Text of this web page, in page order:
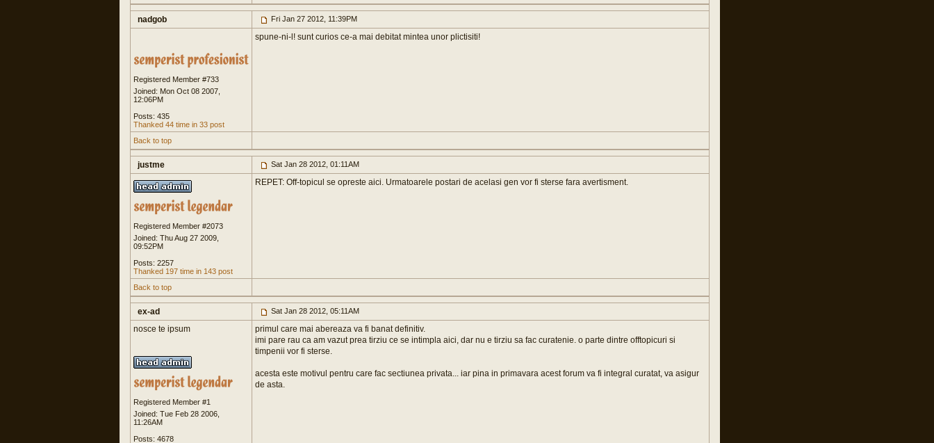
nadgob Fri Jan 27 2012, 11:39PM
Registered Member #733
Joined: Mon Oct 08 2007,
12:06PM
Posts: 435
Thanked 44 time in 33 post
spune-ni-l! sunt curios ce-a mai debitat mintea unor plictisiti!
Back to top
justme Sat Jan 28 2012, 01:11AM
Registered Member #2073
Joined: Thu Aug 27 2009,
09:52PM
Posts: 2257
Thanked 197 time in 143 post
REPET: Off-topicul se opreste aici. Urmatoarele postari de acelasi gen vor fi sterse fara avertisment.
Back to top
ex-ad Sat Jan 28 2012, 05:11AM
nosce te ipsum
Registered Member #1
Joined: Tue Feb 28 2006,
11:26AM
Posts: 4678
primul care mai abereaza va fi banat definitiv.
imi pare rau ca am vazut prea tirziu ce se intimpla aici, dar nu e tirziu sa fac curatenie. o parte dintre offtopicuri si
timpenii vor fi sterse.
acesta este motivul pentru care fac sectiunea privata... iar pina in primavara acest forum va fi integral curatat, va asigur
de asta.